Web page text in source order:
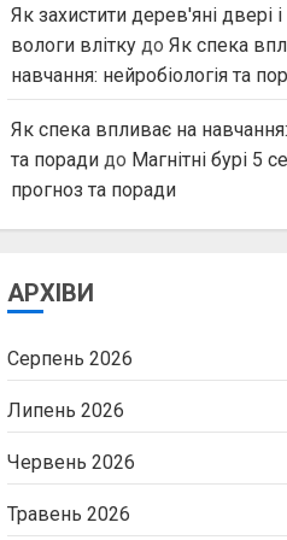
Як захистити дерев'яні двері і
вологи вліткудо Як спека
навчання: нейробіологія та
Як спека впливає на
та порадидо Магнітні бурі 5
прогноз та поради
АРХІВИ
Серпень 2026
Липень 2026
Червень 2026
Травень 2026